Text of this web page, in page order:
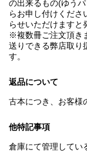
の出来るもの(ゆう
らお申し付けくださ
らせいただけますと
※複数冊ご注文頂き
送りできる弊店取り
す。
返品について
古本につき、お客様
他特記事項
倉庫にて管理してい